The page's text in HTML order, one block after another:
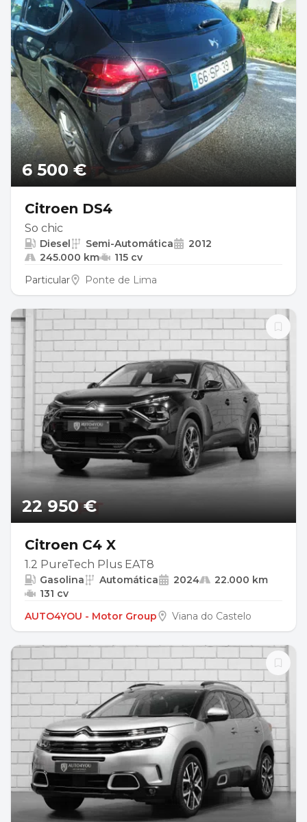
6 500 €
Citroen DS4
So chic
Diesel Semi-Automática
2012
245.000 km
115 cv
Particular
Ponte de Lima
22 950 €
Citroen C4 X
1.2 PureTech Plus EAT8
Gasolina Automática 2024
22.000 km
131 cv
AUTO4YOU - Motor Group
Viana do Castelo